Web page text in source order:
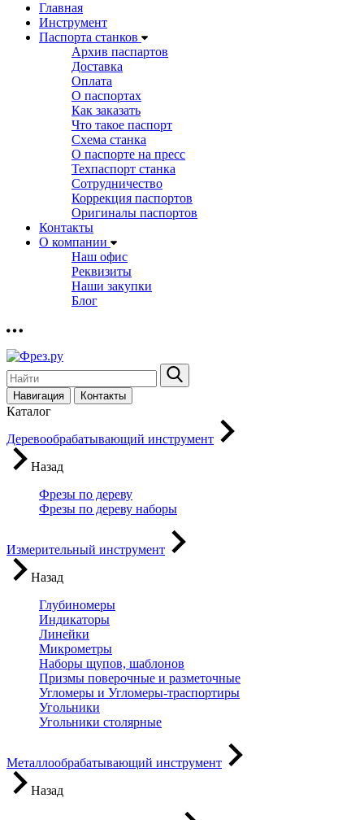
Главная
Инструмент
Паспорта станков
Архив паспартов
Доставка
Оплата
О паспортах
Как заказать
Что такое паспорт
Схема станка
О паспорте на пресс
Техпаспорт станка
Сотрудничество
Коррекция паспортов
Оригиналы паспортов
Контакты
О компании
Наш офис
Реквизиты
Наши закупки
Блог
Навигация Контакты
Каталог
Деревообрабатывающий инструмент
Назад
Фрезы по дереву
Фрезы по дереву наборы
Измерительный инструмент
Назад
Глубиномеры
Индикаторы
Линейки
Микрометры
Наборы щупов, шаблонов
Призмы поверочные и разметочные
Угломеры и Угломеры-траспортиры
Угольники
Угольники столярные
Металлообрабатывающий инструмент
Назад